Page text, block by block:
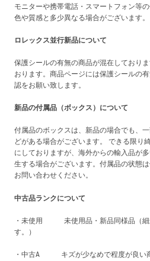
モニターや携帯電話・スマートフォン等
色や質感と多少異なる場合がございます。
ロレックス並行新品について
保護シールの有無の商品が混在しており
おります。商品ページには保護シールの
認をお願い致します。
新品の付属品（ボックス）について
付属品のボックスは、新品の場合でも、
どがある場合がございます。 できる限り
にしておりますが、海外からの輸入品が
生する場合がございます。付属品の状態
お問い合わせください。
中古品ランクについて
・未使用 未使用品・新品同様品（細
す。）
・中古A キズが少なめで程度が良い